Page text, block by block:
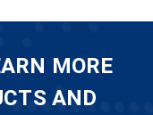
MORE
AND